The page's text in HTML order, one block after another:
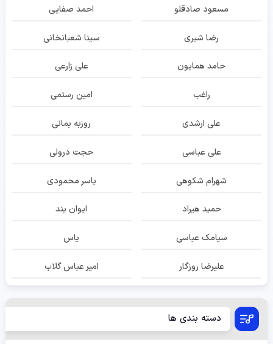
مسعود صادقلو احمد صفایی
رضا شیری سینا شعبانخانی
حامد همایون علی زارعی
راغب امین رستمی
علی ارشدی روزبه بمانی
علی عباسی حجت درولی
شهرام شکوهی یاسر محمودی
حمید هیراد ایوان بند
سیامک عباسی یاس
علیرضا روزگار امیر عباس گلاب
دسته بندی ها